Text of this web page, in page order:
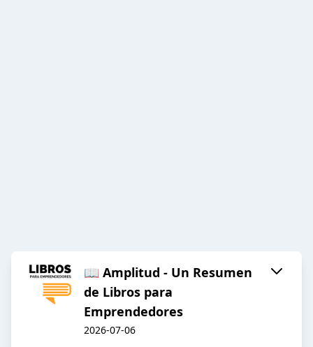
📖 Amplitud - Un Resumen
de Libros para
Emprendedores
2026-07-06